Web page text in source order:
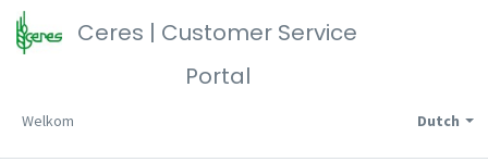
Ceres | Customer Service
Portal
Dutch
Welkom